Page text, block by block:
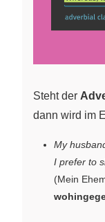
Steht der
dann wird im
My
I prefer to
(Mein